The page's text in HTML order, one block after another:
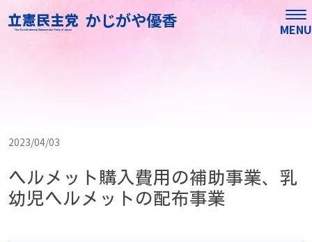
かじがや優香 MENU
2023/04/03
ヘルメット購入費用の補助事業、乳
幼児ヘルメットの配布事業